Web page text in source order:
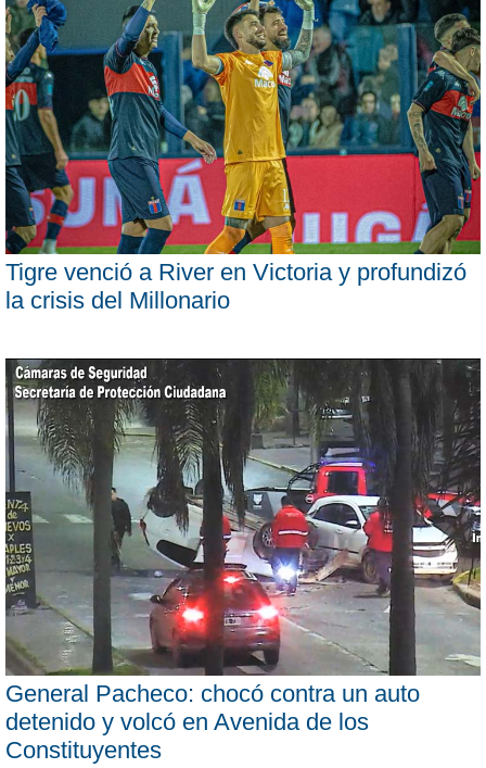
Tigre venció a River en Victoria y profundizó
la crisis del Millonario
General Pacheco: chocó contra un auto
detenido y volcó en Avenida de los
Constituyentes